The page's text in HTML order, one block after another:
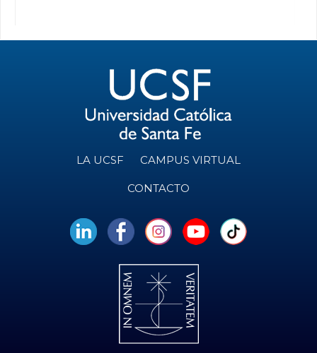
LA UCSF CAMPUS VIRTUAL
CONTACTO